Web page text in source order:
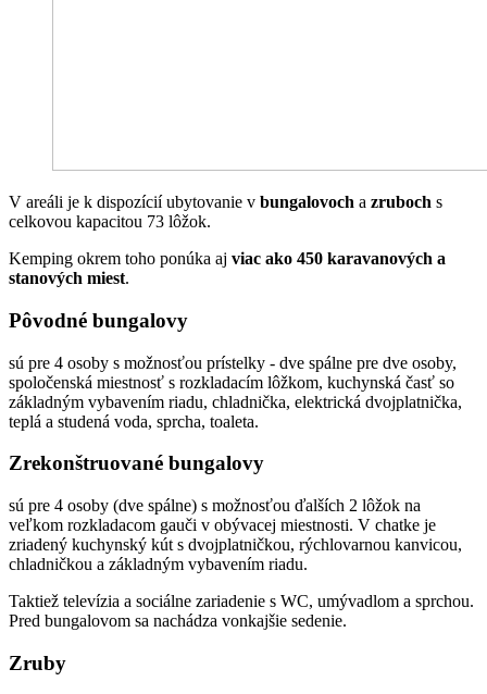
V areáli je k dispozícií ubytovanie v bungalovoch a zruboch s
celkovou kapacitou 73 lôžok.
Kemping okrem toho ponúka aj viac ako 450 karavanových a
stanových miest.
Pôvodné bungalovy
sú pre 4 osoby s možnosťou prístelky - dve spálne pre dve osoby,
spoločenská miestnosť s rozkladacím lôžkom, kuchynská časť so
základným vybavením riadu, chladnička, elektrická dvojplatnička,
teplá a studená voda, sprcha, toaleta.
Zrekonštruované bungalovy
sú pre 4 osoby (dve spálne) s možnosťou ďalších 2 lôžok na
veľkom rozkladacom gauči v obývacej miestnosti. V chatke je
zriadený kuchynský kút s dvojplatničkou, rýchlovarnou kanvicou,
chladničkou a základným vybavením riadu.
Taktiež televízia a sociálne zariadenie s WC, umývadlom a sprchou.
Pred bungalovom sa nachádza vonkajšie sedenie.
Zruby